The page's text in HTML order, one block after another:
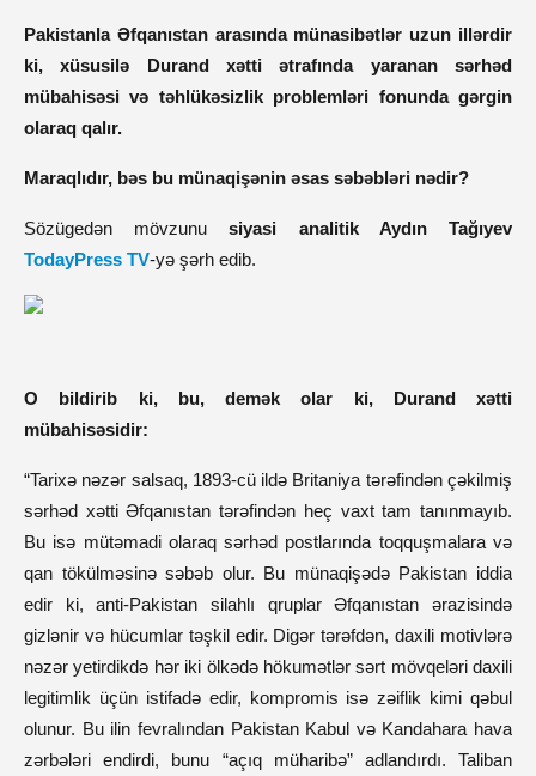
Pakistanla Əfqanıstan arasında münasibətlər uzun illərdir
ki, xüsusilə Durand xətti ətrafında yaranan sərhəd
mübahisəsi və təhlükəsizlik problemləri fonunda gərgin
olaraq qalır.
Maraqlıdır, bəs bu münaqişənin əsas səbəbləri nədir?
Sözügedən mövzunusiyasi analitik Aydın Tağıyev
TodayPress TV-yə şərh edib.
O bildirib ki, bu, demək olar ki, Durand xətti
mübahisəsidir:
“Tarixə nəzər salsaq, 1893-cü ildə Britaniya tərəfindən çəkilmiş
sərhəd xətti Əfqanıstan tərəfindən heç vaxt tam tanınmayıb.
Bu isə mütəmadi olaraq sərhəd postlarında toqquşmalara və
qan tökülməsinə səbəb olur. Bu münaqişədə Pakistan iddia
edir ki, anti-Pakistan silahlı qruplar Əfqanıstan ərazisində
gizlənir və hücumlar təşkil edir. Digər tərəfdən, daxili motivlərə
nəzər yetirdikdə hər iki ölkədə hökumətlər sərt mövqeləri daxili
legitimlik üçün istifadə edir, kompromis isə zəiflik kimi qəbul
olunur. Bu ilin fevralından Pakistan Kabul və Kandahara hava
zərbələri endirdi, bunu “açıq müharibə” adlandırdı. Taliban